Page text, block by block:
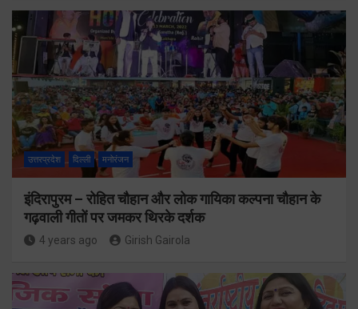
उत्तरप्रदेश दिल्ली मनोरंजन
इंदिरापुरम – रोहित चौहान और लोक गायिका कल्पना चौहान के
गढ़वाली गीतों पर जमकर थिरके दर्शक
4 years ago Girish Gairola